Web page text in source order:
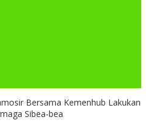
Bersama Kemenhub Lakukan
Sibea-bea